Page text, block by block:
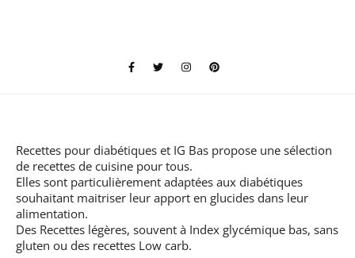
Recettes pour diabétiques et IG Bas propose une sélection
de recettes de cuisine pour tous.
Elles sont particulièrement adaptées aux diabétiques
souhaitant maitriser leur apport en glucides dans leur
alimentation.
Des Recettes légères, souvent à Index glycémique bas, sans
gluten ou des recettes Low carb.